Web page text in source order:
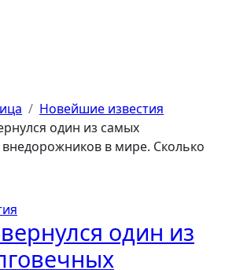
Новейшие известия
один из самых
в мире. Сколько
один из